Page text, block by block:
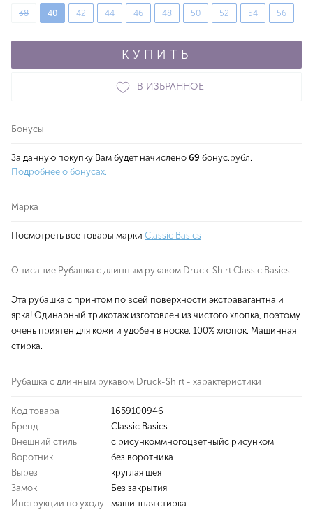
38 40 42 44 46 48 50 52 54 56
КУПИТЬ
В ИЗБРАННОЕ
Бонусы
За данную покупку Вам будет начислено 69 бонус.рубл.
Подробнее о бонусах.
Марка
Посмотреть все товары марки Classic Basics
Описание Рубашка с длинным рукавом Druck-Shirt Classic Basics
Эта рубашка с принтом по всей поверхности экстравагантна и
ярка! Одинарный трикотаж изготовлен из чистого хлопка, поэтому
очень приятен для кожи и удобен в носке. 100% хлопок. Машинная
стирка.
Рубашка с длинным рукавом Druck-Shirt - характеристики
Код товара
1659100946
Бренд
Classic Basics
Внешний стиль
с рисункоммногоцветныйс рисунком
Воротник
без воротника
Вырез
круглая шея
Замок
Без закрытия
Инструкции по уходу
машинная стирка